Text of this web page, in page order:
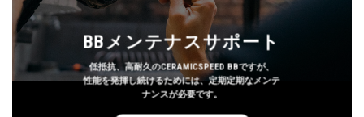
BBメンテナスサポート
低抵抗、高耐久のCERAMICSPEED BBですが、
性能を発揮し続けるためには、定期定期なメンテ
ナンスが必要です。